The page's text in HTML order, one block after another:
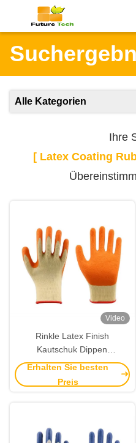
Alle Kategorien
Ihre
[ Latex Coating
Video
Rinkle Latex Finish
Kautschuk Dippen
Handschuhe mit 10 Gauge
Polyester Liner EN388 CE
UKCA zertifizierte
Erhalten Sie besten
Preis